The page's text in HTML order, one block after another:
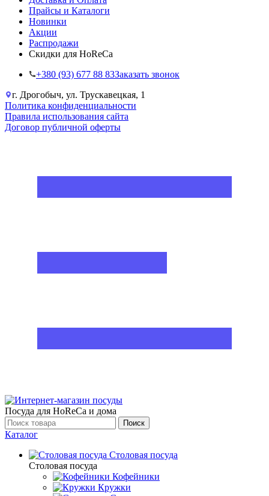
Прайсы и Каталоги
Новинки
Акции
Распродажи
Скидки для HoReCa
+38‎0 (93) 677 88 83Заказать звонок
г. Дрогобыч, ул. Трускавецкая, 1
Политика конфиденциальности
Правила использования сайта
Договор публичной оферты
Посуда для HoReCa и дома
Поиск
Каталог
Столовая посуда
Столовая посуда
Кофейники
Кружки